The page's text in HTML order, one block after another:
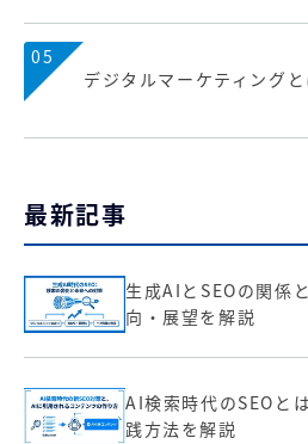
05
デジタルマーケティング
最新記事
生成AIとSEOの関係
向・展望を解説
AI検索時代のSEOと
践方法を解説